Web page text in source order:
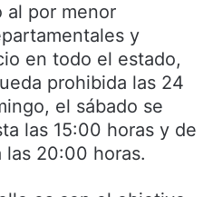
al por menor
y
en todo el estado,
prohibida las 24
el sábado se
las 15:00 horas y de
las 20:00 horas.